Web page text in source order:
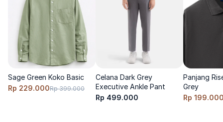
搭配 T-shirt、polo 或衬衫，都能穿出干净利落、不过时的风格。
---------
尺码与版型
版型：利落锥形剪裁，配可调节裤脚
尺码建议：按平时尺码选择即可
Sage Green Koko Basic
Rp 229.000Rp 399.000
Celana Dark Grey
Executive Ankle Pant
Rp 499.000
Panjang
Grey
Rp